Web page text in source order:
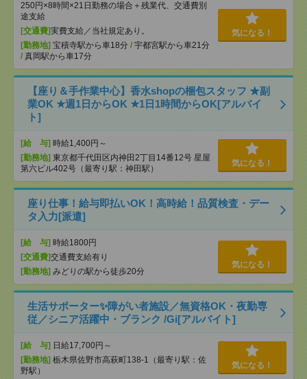
250円×8時間×21日勤務の場合＋残業代、交通費別
途支給
[交通費]実費支給／当社規定あり。
[勤務地] 宝積寺駅から車18分 / 宇都宮駅から車21分
/ 真岡駅から車17分
気になる！
【座り＆手作業中心】香水shopの梱包スタッフ ★副
業OK ★週1日からOK ★1日1時間からOK[アルバイ
ト]
[給 与] 時給1,400円～
[勤務地] 東京都千代田区内神田2丁目14番12号 星屋
第六ビル402号（最寄り駅：神田駅）
気になる！
座り仕事！給与即払いOK！高時給！品質検査・デー
タ入力[派遣]
[給 与] 時給1800円
[交通費]交通費支給有り
[勤務地] みどりの駅から徒歩20分
気になる！
生活サポーター✨障がい者施設／無資格OK・夜勤専
従／シニア活躍中・ブランク /Gi[アルバイト]
[給 与] 日給17,700円～
[勤務地] 栃木県佐野市高萩町138-1（最寄り駅：佐
野駅）
気になる！